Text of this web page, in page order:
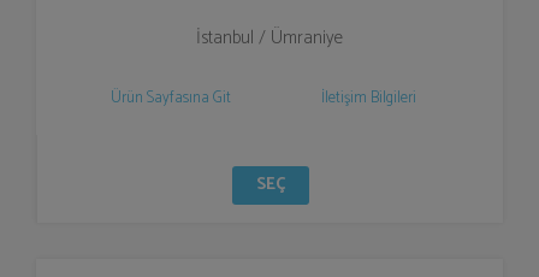
İstanbul / Ümraniye
Ürün Sayfasına Git İletişim Bilgileri
SEÇ